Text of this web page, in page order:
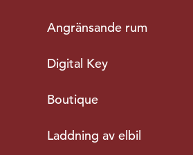
Angränsande rum
Digital Key
Boutique
Laddning av elbil